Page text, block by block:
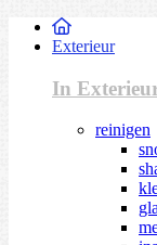
Exterieur
In
reinigen